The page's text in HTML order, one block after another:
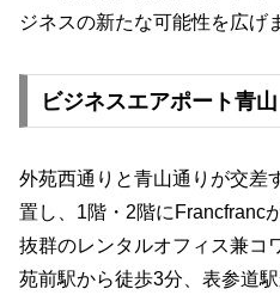
ジネスの新たな可能性を広げ
ビジネスエアポート青山
外苑西通りと青山通りが交差
置し、1階・2階にFrancfranc
抜群のレンタルオフィス兼コ
苑前駅から徒歩3分、表参道